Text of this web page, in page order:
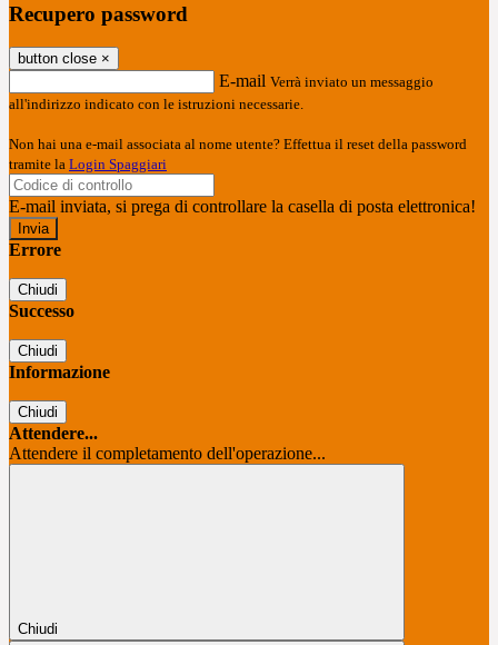
Recupero password
button close ×
E-mail Verrà inviato un messaggio
all'indirizzo indicato con le istruzioni necessarie.
Non hai una e-mail associata al nome utente? Effettua il reset della password
tramite la Login Spaggiari
E-mail inviata, si prega di controllare la casella di posta elettronica!
Errore
Chiudi
Successo
Chiudi
Informazione
Chiudi
Attendere...
Attendere il completamento dell'operazione...
Chiudi